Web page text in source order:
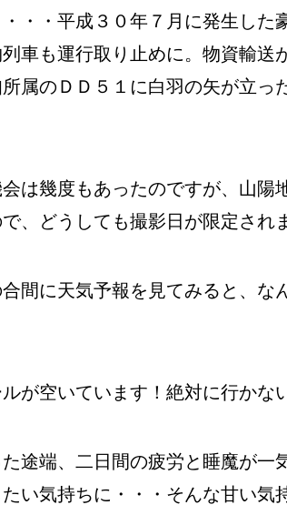
・・平成３０年７月に発生した
車も運行取り止めに。物資輸送
属のＤＤ５１に白羽の矢が立っ
は幾度もあったのですが、山陽
、どうしても撮影日が限定され
間に天気予報を見てみると、な
が空いています！絶対に行かな
途端、二日間の疲労と睡魔が一
い気持ちに・・・そんな甘い気